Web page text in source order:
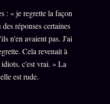
: « je regrette la façon
réponses certaines
n'en avaient pas. J'ai
Cela revenait à
c'est vrai. » La
est rude.